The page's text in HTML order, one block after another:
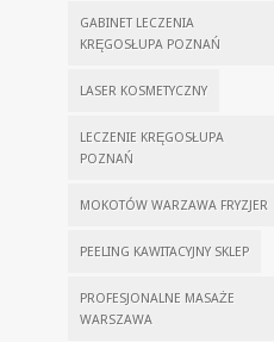
GABINET LECZENIA
KRĘGOSŁUPA POZNAŃ
LASER KOSMETYCZNY
LECZENIE KRĘGOSŁUPA
POZNAŃ
MOKOTÓW WARZAWA FRYZJER
PEELING KAWITACYJNY SKLEP
PROFESJONALNE MASAŻE
WARSZAWA